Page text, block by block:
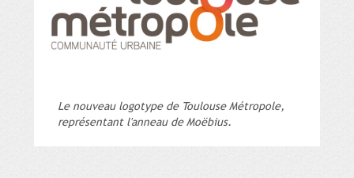
Le nouveau logotype de Toulouse Métropole,
représentant l'anneau de Moëbius.